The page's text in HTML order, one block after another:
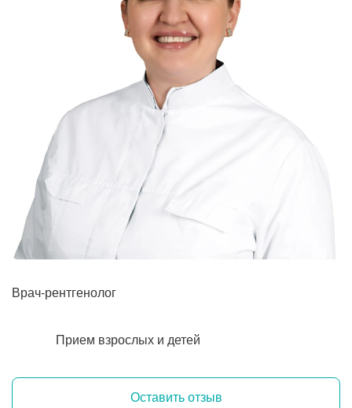
Рентгенология
Врач-рентгенолог
Прием взрослых и детей
Оставить отзыв